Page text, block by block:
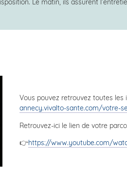
Le matin, ils assurent
Vous pouvez retrouvez toutes
annecy.vivalto-sante.com/votre-
Retrouvez-ici le lien de votre
👉https://www.youtube.com/